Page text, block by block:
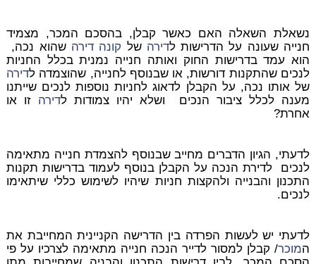
נשאלת השאלה האם כאשר קבלן, בהסכם המכר, מצמיד
חנייה שעונה על הדרישות לדירה של קונה דירה שהוא נכה,
הוא עמד בדרישות החוק ואותה חנייה נמנית בכלל החניות
לנכים שהתקנות דורשות, או שבנוסף לחנייה, שהוצמדה לדירה
של אותו נכה, על הקבלן לדאוג לחניות נוספות לנכים שייתנו
מענה לכלל ציבור הנכים ושלא יהיו צמודות לדירה זו או
אחרת?
לדעתי, הגיון הדברים מחייב שבנוסף להצמדת חנייה מתאימה
לנכים לדירת הנכה על הקבלן בנוסף לעמוד בדרישות תקנות
התכנון והבנייה ולהקצות חניות שיהיו לשימוש כללי שיתאימו
לנכים.
לדעתי יש לעשות הפרדה בין הדרישה הקניינית המחייבת את
המוכר/ קבלן למסור לדייר הנכה חנייה מתאימה לצרכיו על פי